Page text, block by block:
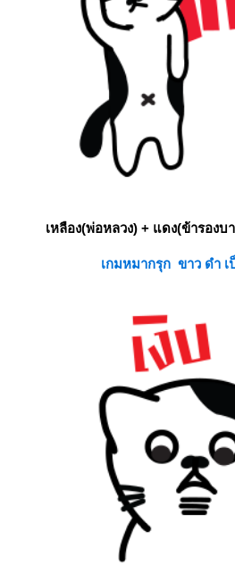
เหลือง(พ่อหลวง) + แดง(ข้ารอง
เกมหมากรุก ขาว ดำ